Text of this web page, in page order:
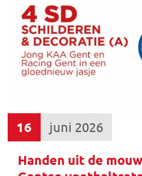
16 juni 2026
Handen uit de